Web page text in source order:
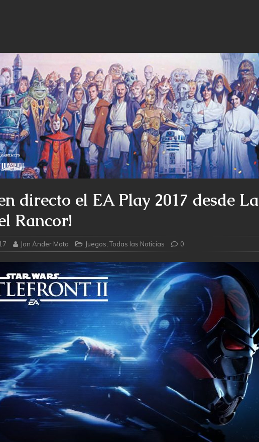
directo el EA Play 2017 desde La
Rancor!
Jon Ander Mata Juegos ,Todas las Noticias 0